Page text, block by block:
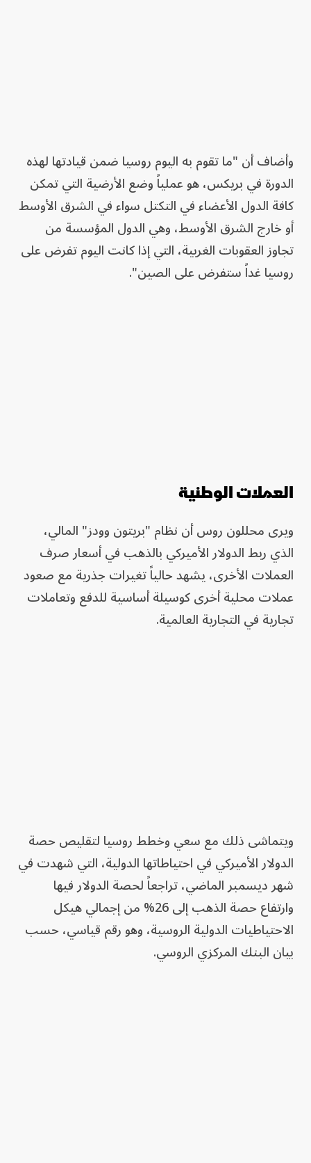
وأضاف أن "ما تقوم به اليوم روسيا ضمن قيادتها لهذه
الدورة في بريكس، هو عملياً وضع الأرضية التي تمكن
كافة الدول الأعضاء في التكتل سواء في الشرق الأوسط
أو خارج الشرق الأوسط، وهي الدول المؤسسة من
تجاوز العقوبات الغربية، التي إذا كانت اليوم تفرض على
روسيا غداً ستفرض على الصين".
العملات الوطنية
ويرى محللون روس أن نظام "بريتون وودز" المالي،
الذي ربط الدولار الأميركي بالذهب في أسعار صرف
العملات الأخرى، يشهد حالياً تغيرات جذرية مع صعود
عملات محلية أخرى كوسيلة أساسية للدفع وتعاملات
تجارية في التجارية العالمية.
ويتماشى ذلك مع سعي وخطط روسيا لتقليص حصة
الدولار الأميركي في احتياطاتها الدولية، التي شهدت في
شهر ديسمبر الماضي، تراجعاً لحصة الدولار فيها
وارتفاع حصة الذهب إلى 26% من إجمالي هيكل
الاحتياطيات الدولية الروسية، وهو رقم قياسي، حسب
بيان البنك المركزي الروسي.